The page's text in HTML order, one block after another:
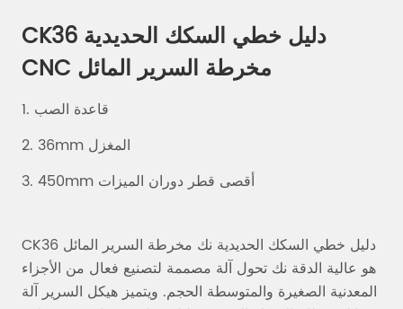
CK36 دليل خطي السكك الحديدية
CNC مخرطة السرير المائل